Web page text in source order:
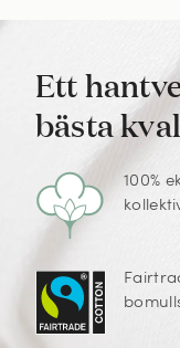
Ett
bästa
100%